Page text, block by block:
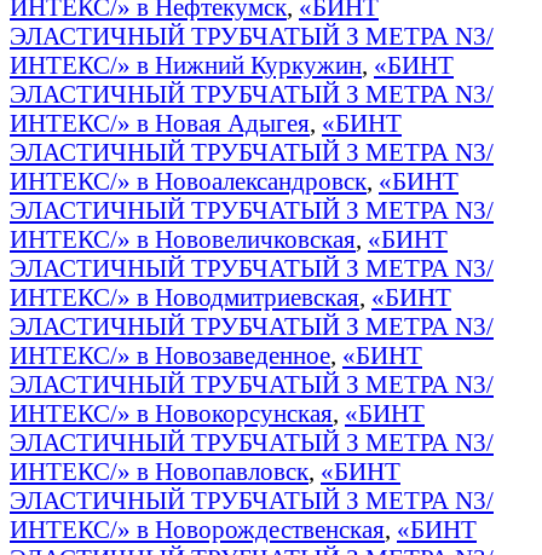
ИНТЕКС/» в Нефтекумск, «БИНТ
ЭЛАСТИЧНЫЙ ТРУБЧАТЫЙ З МЕТРА N3/
ИНТЕКС/» в Нижний Куркужин, «БИНТ
ЭЛАСТИЧНЫЙ ТРУБЧАТЫЙ З МЕТРА N3/
ИНТЕКС/» в Новая Адыгея, «БИНТ
ЭЛАСТИЧНЫЙ ТРУБЧАТЫЙ З МЕТРА N3/
ИНТЕКС/» в Новоалександровск, «БИНТ
ЭЛАСТИЧНЫЙ ТРУБЧАТЫЙ З МЕТРА N3/
ИНТЕКС/» в Нововеличковская, «БИНТ
ЭЛАСТИЧНЫЙ ТРУБЧАТЫЙ З МЕТРА N3/
ИНТЕКС/» в Новодмитриевская, «БИНТ
ЭЛАСТИЧНЫЙ ТРУБЧАТЫЙ З МЕТРА N3/
ИНТЕКС/» в Новозаведенное, «БИНТ
ЭЛАСТИЧНЫЙ ТРУБЧАТЫЙ З МЕТРА N3/
ИНТЕКС/» в Новокорсунская, «БИНТ
ЭЛАСТИЧНЫЙ ТРУБЧАТЫЙ З МЕТРА N3/
ИНТЕКС/» в Новопавловск, «БИНТ
ЭЛАСТИЧНЫЙ ТРУБЧАТЫЙ З МЕТРА N3/
ИНТЕКС/» в Новорождественская, «БИНТ